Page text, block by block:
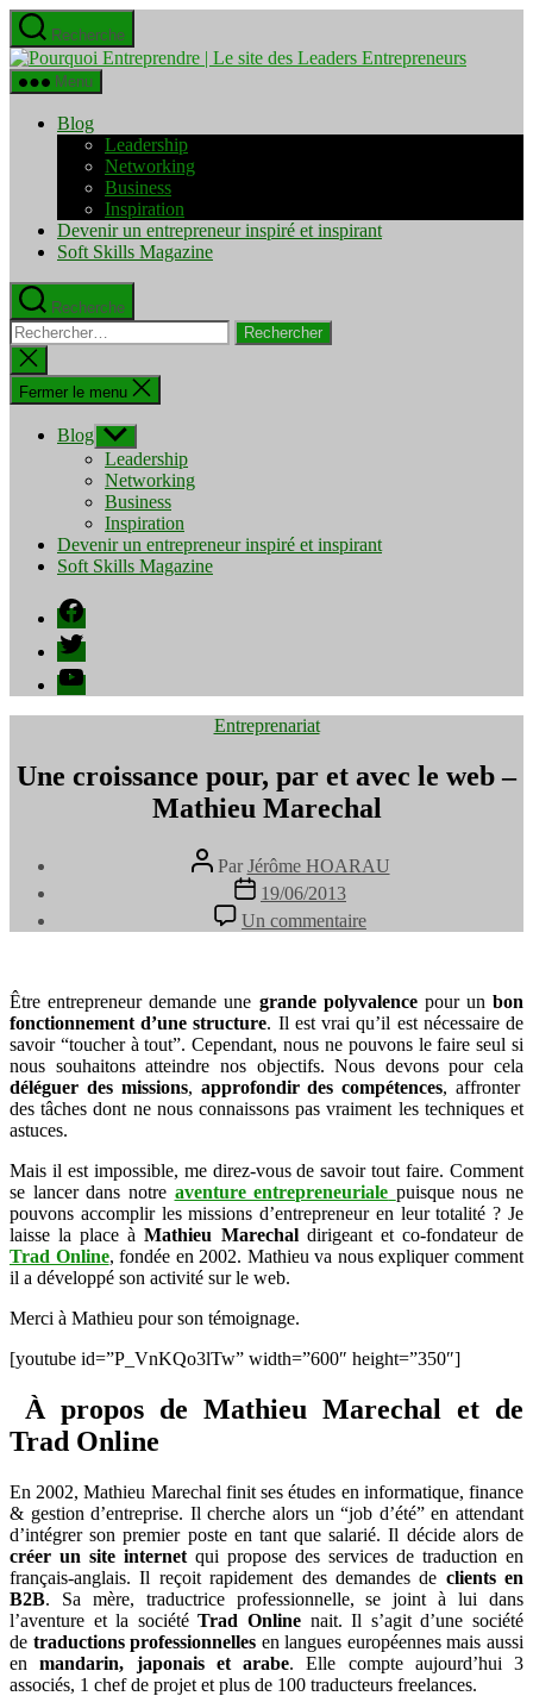
Aller
au
contenu
Recherche
Pourquoi
Menu
Blog
Leadership
Networking
Business
Inspiration
Devenir un entrepreneur inspiré et inspirant
Soft Skills Magazine
Recherche
Rechercher :
Fermer
la
recherche
Fermer le menu
Blog Afficher
le
sous-
menu
Leadership
Networking
Business
Inspiration
Devenir un entrepreneur inspiré et inspirant
Soft Skills Magazine
Facebook
Twitter
YouTube
Catégories
Entreprenariat
Une croissance pour, par et avec le web –
Mathieu Marechal
Auteur
de
l’article
Par Jérôme HOARAU
Date
de
l’article
19/06/2013
Un commentaire
Une
par
et
avec
le
web
–
Être entrepreneur demande une grande polyvalencepour un bon
fonctionnement d’une structure. Il est vrai qu’il est nécessaire de
savoir “toucher à tout”. Cependant, nous ne pouvons le faire seul si
nous souhaitons atteindre nos objectifs. Nous devons pour cela
déléguer des missions, approfondir des compétences, affronter
des tâches dont ne nous connaissons pas vraiment les techniques et
astuces.
Mais il est impossible, me direz-vous de savoir tout faire. Comment
se lancer dans notre aventure entrepreneuriale puisque nous ne
pouvons accomplir les missions d’entrepreneur en leur totalité ? Je
laisse la place àMathieu Marechaldirigeant et co-fondateur de
Trad Online, fondée en 2002. Mathieu va nous expliquer comment
il a développé son activité sur le web.
Merci à Mathieu pour son témoignage.
[youtube id=”P_VnKQo3lTw” width=”600″ height=”350″]
À propos de Mathieu Marechal et de
Trad Online
En 2002, Mathieu Marechal finit ses études en informatique, finance
& gestion d’entreprise. Il cherche alors un “job d’été” en attendant
d’intégrer son premier poste en tant que salarié. Il décide alors de
créer un site internet qui propose des services de traduction en
français-anglais. Il reçoit rapidement des demandes de clients en
B2B. Sa mère, traductrice professionnelle, se joint à lui dans
l’aventure et la sociétéTrad Online nait. Il s’agit d’une société
de traductions professionnelles en langues européennes mais aussi
enmandarin, japonais et arabe. Elle compte aujourd’hui 3
associés, 1 chef de projet et plus de 100 traducteurs freelances.